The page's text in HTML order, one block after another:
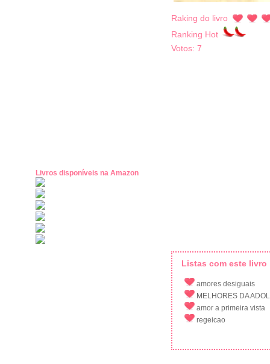
Livros disponíveis na Amazon
Raking do livro
Ranking Hot
Votos: 7
Listas com este livro
amores desiguais
MELHORES DA
amor a primeira vista
regeicao